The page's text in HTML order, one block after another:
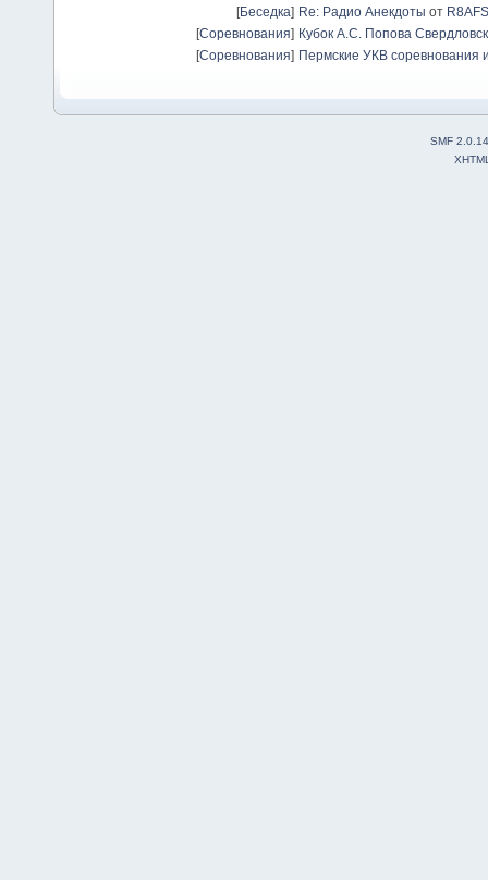
[Беседка] Re: Радио Анекдоты от R8AFS
[Соревнования] Кубок А.С. Попова
[Соревнования] Пермские УКВ соревнования
SMF 2.0.14